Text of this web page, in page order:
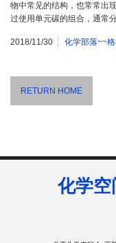
物中常见的结构，也常常出
过使用单元碳的组合，通常
2018/11/30 化学部落~~
RETURN HOME
化学